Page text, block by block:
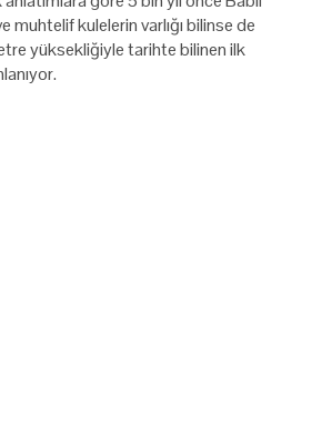
muhtelif kulelerin varlığı bilinse de
yüksekliğiyle tarihte bilinen ilk